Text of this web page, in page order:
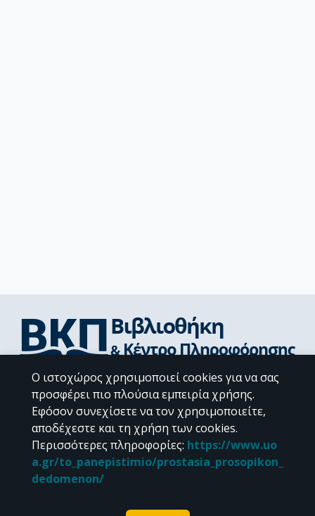
Διεύθυνση Βιβλιοθήκης & Κέντρου Πληροφόρησης
Βιβλιοθήκες Σχολών του ΕΚΠΑ
Υπολογιστικό Κέντρο Βιβλιοθηκών
Επικοινωνία / Helpdesk
Ο ιστοχώρος χρησιμοποιεί cookies για να σας
προσφέρει πιο πλούσια εμπειρία χρήσης.
Εφόσον συνεχίσετε να τον χρησιμοποιείτε,
αποδέχεστε και τη χρήση των cookies.
Περισσότερες πληροφορίες: https://www.uo
a.gr/to_panepistimio/prostasia_prosopikon_
dedomenon/